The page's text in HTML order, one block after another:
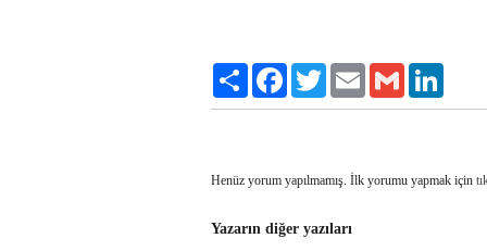
Paylaş FacebookTwitter Email Gmail
Henüz yorum yapılmamış. İlk yorumu yapmak için
Yazarın diğer yazıları